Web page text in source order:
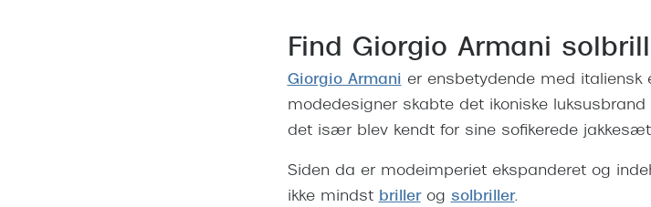
Find Giorgio Armani
Giorgio Armani er ensbetydende med italiensk
modedesigner skabte det ikoniske
det især blev kendt for sine sofikerede
Siden da er modeimperiet ekspanderet og
ikke mindst brillerog solbriller.